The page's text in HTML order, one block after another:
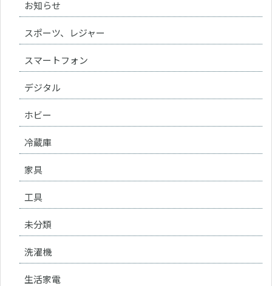
お知らせ
スポーツ、レジャー
スマートフォン
デジタル
ホビー
冷蔵庫
家具
工具
未分類
洗濯機
生活家電